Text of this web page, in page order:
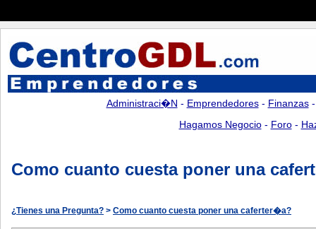
Administraci�n - Emprendedores- Finanzas
Hagamos Negocio- Foro-
Como cuanto cuesta poner una
¿Tienes una Pregunta? > Como cuanto cuesta poner una caferter�a?